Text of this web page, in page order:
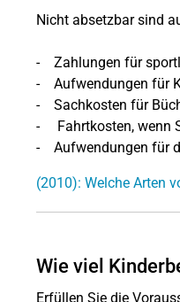
Nicht absetzbar sind
- Zahlungen für
- Aufwendungen für
- Sachkosten für
- Fahrtkosten, wenn
- Aufwendungen für
(2010): Welche Arten
Wie viel
Erfüllen Sie die